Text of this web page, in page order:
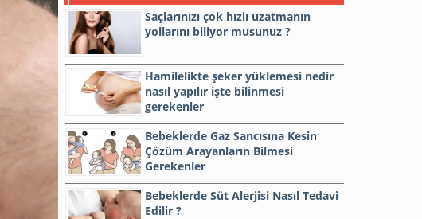
Saçlarınızı çok hızlı uzatmanın
yollarını biliyor musunuz ?
Hamilelikte şeker yüklemesi nedir
nasıl yapılır işte bilinmesi
gerekenler
Bebeklerde Gaz Sancısına Kesin
Çözüm Arayanların Bilmesi
Gerekenler
Bebeklerde Süt Alerjisi Nasıl Tedavi
Edilir ?